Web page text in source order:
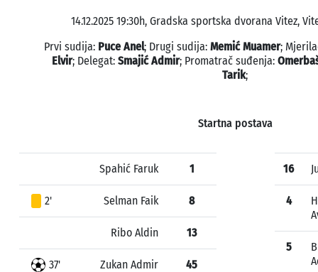
14.12.2025 19:30h, Gradska sportska dvorana Vitez,
Prvi sudija: Puce Anel; Drugi sudija: Memić Muamer;
Elvir; Delegat: Smajić Admir; Promatrač suđenja:
Tarik;
Startna postava
Spahić Faruk 1
2' Selman Faik 8
Ribo Aldin 13
37' Zukan Admir 45
16
4
5